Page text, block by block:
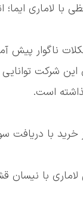
ایما؛ انصراف بدهید و سود 100
ناگوار
این شرکت
است.